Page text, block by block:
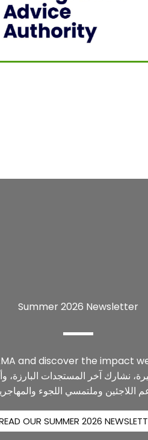
Summer 2026 Newsletter
and discover the impact
نشارك آخر المستجدات البارزة،
اللاجئين وملتمسي اللجوء
OUR SUMMER 2026